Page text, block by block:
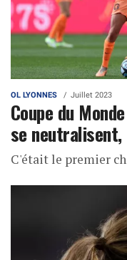
OL LYONNES Juillet 2023
Coupe du
se neutralisent,
C'était le premier